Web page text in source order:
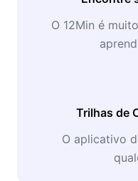
O 12Min é
Trilhas de
O aplicativo